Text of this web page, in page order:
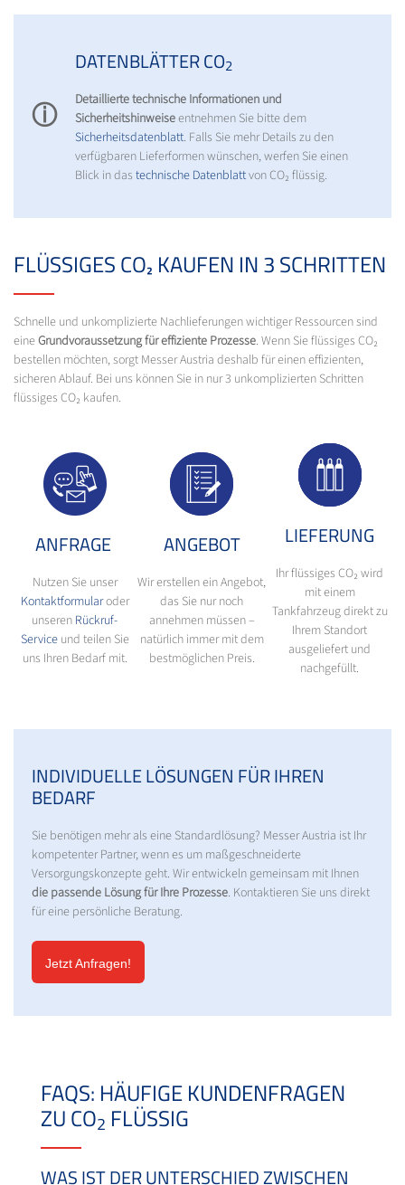
ⓘ
DATENBLÄTTER CO2
Detaillierte technische Informationen und
Sicherheitshinweiseentnehmen Sie bitte dem
Sicherheitsdatenblatt. Falls Sie mehr Details zu den
verfügbaren Lieferformen wünschen, werfen Sie einen
Blick in das technische Datenblattvon CO₂ flüssig.
FLÜSSIGES CO₂ KAUFEN IN 3 SCHRITTEN
Schnelle und unkomplizierte Nachlieferungen wichtiger Ressourcen sind
eineGrundvoraussetzung für effiziente Prozesse. Wenn Sie flüssiges CO₂
bestellen möchten, sorgt Messer Austria deshalb für einen effizienten,
sicheren Ablauf. Bei uns können Sie in nur 3 unkomplizierten Schritten
flüssiges CO₂ kaufen.
ANFRAGE
Nutzen Sie unser
Kontaktformularoder
unseren Rückruf-
Serviceund teilen Sie
uns Ihren Bedarf mit.
ANGEBOT
Wir erstellen ein Angebot,
das Sie nur noch
annehmen müssen –
natürlich immer mit dem
bestmöglichen Preis.
LIEFERUNG
Ihr flüssiges CO₂ wird
mit einem
Tankfahrzeug direkt zu
Ihrem Standort
ausgeliefert und
nachgefüllt.
INDIVIDUELLE LÖSUNGEN FÜR IHREN
BEDARF
Sie benötigen mehr als eine Standardlösung? Messer Austria ist Ihr
kompetenter Partner, wenn es um maßgeschneiderte
Versorgungskonzepte geht. Wir entwickeln gemeinsam mit Ihnen
die passende Lösung für Ihre Prozesse. Kontaktieren Sie uns direkt
für eine persönliche Beratung.
Jetzt Anfragen!
FAQS: HÄUFIGE KUNDENFRAGEN
ZU CO2 FLÜSSIG
WAS IST DER UNTERSCHIED ZWISCHEN